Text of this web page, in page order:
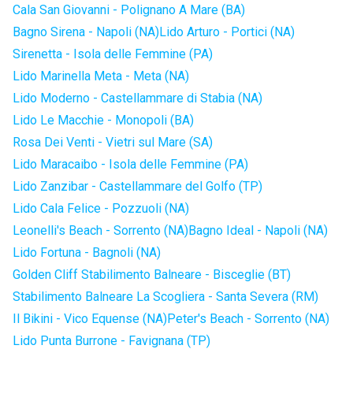
Cala San Giovanni - Polignano A Mare (BA)
Bagno Sirena - Napoli (NA)Lido Arturo - Portici (NA)
Sirenetta - Isola delle Femmine (PA)
Lido Marinella Meta - Meta (NA)
Lido Moderno - Castellammare di Stabia (NA)
Lido Le Macchie - Monopoli (BA)
Rosa Dei Venti - Vietri sul Mare (SA)
Lido Maracaibo - Isola delle Femmine (PA)
Lido Zanzibar - Castellammare del Golfo (TP)
Lido Cala Felice - Pozzuoli (NA)
Leonelli's Beach - Sorrento (NA)Bagno Ideal - Napoli (NA)
Lido Fortuna - Bagnoli (NA)
Golden Cliff Stabilimento Balneare - Bisceglie (BT)
Stabilimento Balneare La Scogliera - Santa Severa (RM)
Il Bikini - Vico Equense (NA)Peter's Beach - Sorrento (NA)
Lido Punta Burrone - Favignana (TP)